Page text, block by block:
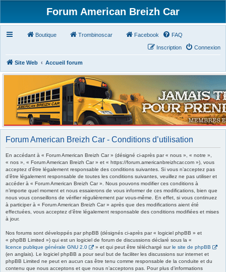
Forum American Breizh Car
Boutique Trombinoscar Facebook FAQ
Connexion
Inscription
Site Web Accueil forum
Forum American Breizh Car - Conditions d’utilisation
En accédant à « Forum American Breizh Car » (désigné ci-après par « nous », « notre »,
« nos », « Forum American Breizh Car » et « https://forum.americanbreizhcar.com »), vous
acceptez d’être légalement responsable des conditions suivantes. Si vous n’acceptez pas
d’être légalement responsable de toutes les conditions suivantes, veuillez ne pas utiliser et
accéder à « Forum American Breizh Car ». Nous pouvons modifier ces conditions à
n’importe quel moment et nous essaierons de vous informer de ces modifications, bien que
nous vous conseillons de vérifier régulièrement par vous-même. En effet, si vous continuez
à participer à « Forum American Breizh Car » après que des modifications aient été
effectuées, vous acceptez d’être légalement responsable des conditions modifiées et mises
à jour.
Nos forums sont développés par phpBB (désignés ci-après par « logiciel phpBB » et
« phpBB Limited ») qui est un logiciel de forum de discussions déclaré sous la «
licence publique générale GNU 2.0
» et qui peut être téléchargé surle site de phpBB
(en anglais). Le logiciel phpBB a pour seul but de faciliter les discussions sur internet et
phpBB Limited ne peut en aucun cas être tenu comme responsable de la conduite et du
contenu que nous acceptons et que nous n’acceptons pas. Pour plus d’informations